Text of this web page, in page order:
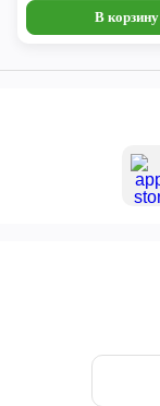
В корзину